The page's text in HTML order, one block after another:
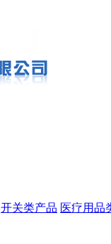
开关类产品 医疗用品